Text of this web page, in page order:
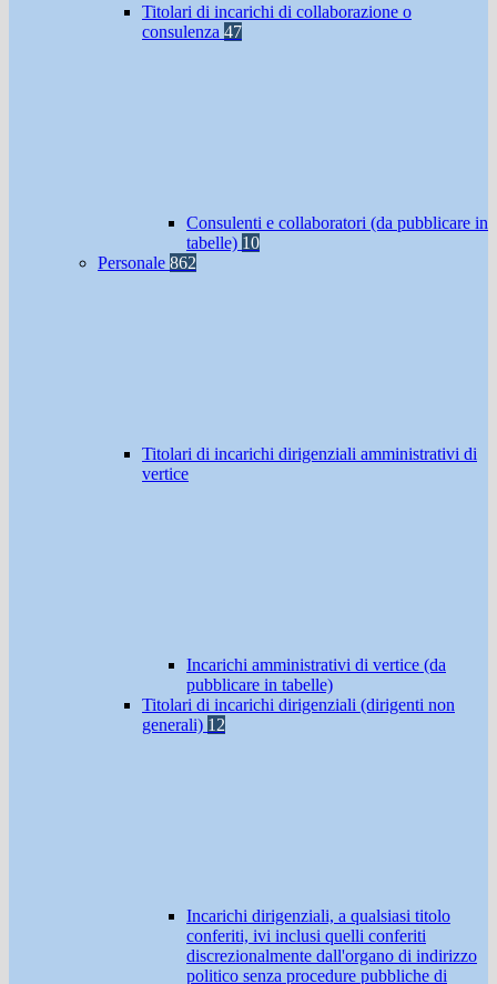
Titolari di incarichi di collaborazione o
consulenza 47
Consulenti e collaboratori (da pubblicare in
tabelle) 10
Personale 862
Titolari di incarichi dirigenziali amministrativi di
vertice
Incarichi amministrativi di vertice (da
pubblicare in tabelle)
Titolari di incarichi dirigenziali (dirigenti non
generali) 12
Incarichi dirigenziali, a qualsiasi titolo
conferiti, ivi inclusi quelli conferiti
discrezionalmente dall'organo di indirizzo
politico senza procedure pubbliche di